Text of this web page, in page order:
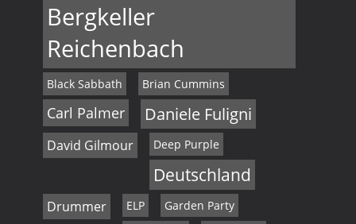
Bergkeller
Reichenbach
Black Sabbath Brian Cummins
Carl Palmer Daniele Fuligni
David Gilmour Deep Purple
Deutschland
Drummer ELP Garden Party